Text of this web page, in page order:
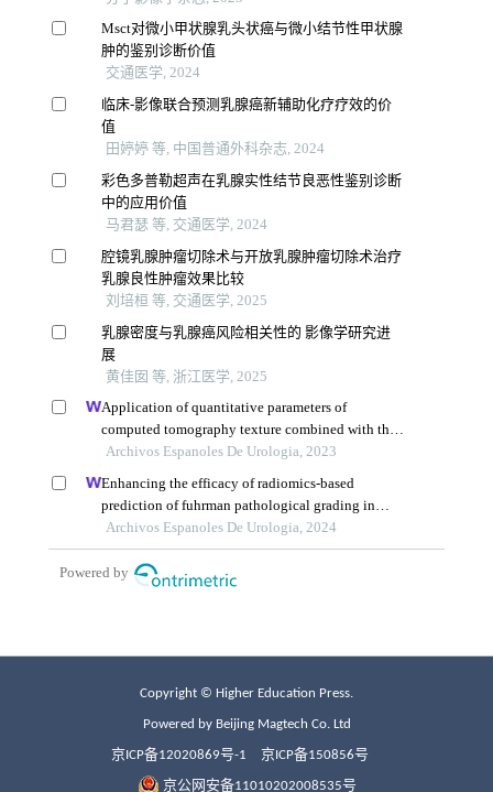
Copyright © Higher Education Press.
Powered by Beijing Magtech Co. Ltd
京ICP备12020869号-1 京ICP备150856号
京公网安备11010202008535号